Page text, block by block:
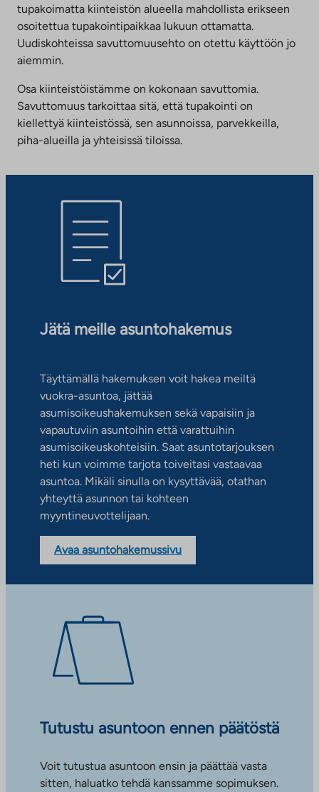
tupakoimatta kiinteistön alueella mahdollista erikseen
osoitettua tupakointipaikkaa lukuun ottamatta.
Uudiskohteissa savuttomuusehto on otettu käyttöön jo
aiemmin.
Osa kiinteistöistämme on kokonaan savuttomia.
Savuttomuus tarkoittaa sitä, että tupakointi on
kiellettyä kiinteistössä, sen asunnoissa, parvekkeilla,
piha-alueilla ja yhteisissä tiloissa.
Jätä meille asuntohakemus
Täyttämällä hakemuksen voit hakea meiltä
vuokra-asuntoa, jättää
asumisoikeushakemuksen sekä vapaisiin ja
vapautuviin asuntoihin että varattuihin
asumisoikeuskohteisiin. Saat asuntotarjouksen
heti kun voimme tarjota toiveitasi vastaavaa
asuntoa. Mikäli sinulla on kysyttävää, otathan
yhteyttä asunnon tai kohteen
myyntineuvottelijaan.
Avaa asuntohakemussivu
Tutustu asuntoon ennen päätöstä
Voit tutustua asuntoon ensin ja päättää vasta
sitten, haluatko tehdä kanssamme sopimuksen.